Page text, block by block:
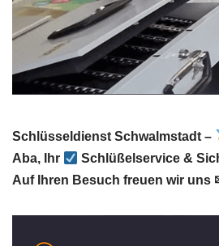
Schlüsseldienst Schwalmstadt –
Aba, Ihr
Schlüßelservice &
Auf Ihren Besuch freuen wir uns